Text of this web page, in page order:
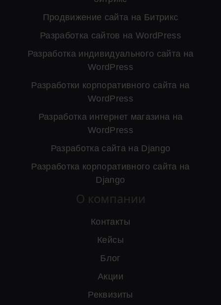
Продвижение сайта на Битрикс
Разработка сайтов на WordPress
Разработка индивидуального сайта на
WordPress
Разработки корпоративного сайта на
WordPress
Разработка интернет магазина на
WordPress
Разработка сайта на Django
Разработка корпоративного сайта на
Django
О компании
Контакты
Кейсы
Блог
Акции
Реквизиты